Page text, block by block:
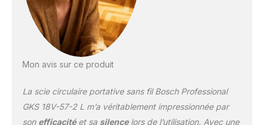
d'un verrouillage de la
broche.
Mon avis sur ce produit
La scie circulaire portative sans fil Bosch Professional
GKS 18V-57-2 L m’a véritablement impressionnée par
son efficacitéet sa silencelors de l’utilisation. Avec une